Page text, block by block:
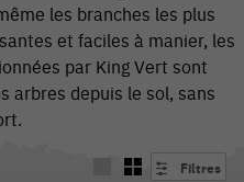
les branches les plus
et faciles à manier, les
par King Vert sont
arbres depuis le sol, sans
Filtres